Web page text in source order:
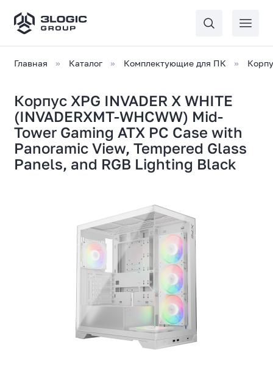
Главная Каталог Комплектующие для ПК
Корпус XPG INVADER X WHITE
(INVADERXMT-WHCWW) Mid-
Tower Gaming ATX PC Case with
Panoramic View, Tempered Glass
Panels, and RGB Lighting Black